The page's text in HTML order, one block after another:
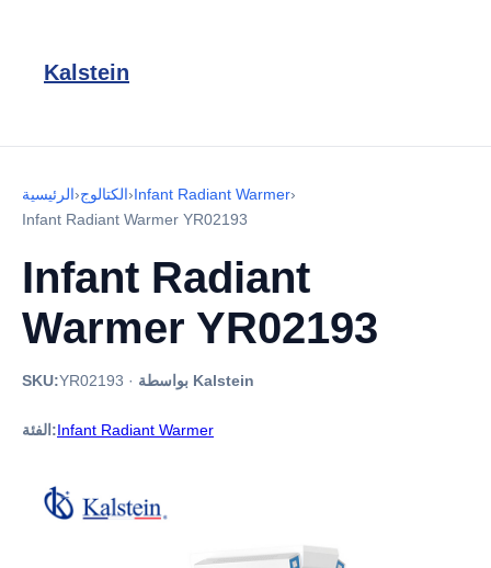
Kalstein
الرئيسية›الكتالوج›Infant Radiant Warmer›
Infant Radiant Warmer YR02193
Infant Radiant
Warmer YR02193
SKU:YR02193 · بواسطة Kalstein
الفئة:Infant Radiant Warmer